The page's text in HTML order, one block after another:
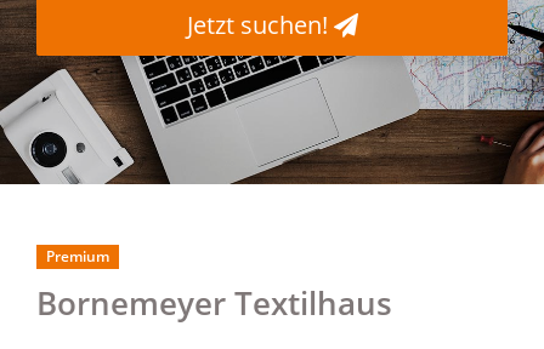
Jetzt suchen!
Bornemeyer Textilhaus
Premium